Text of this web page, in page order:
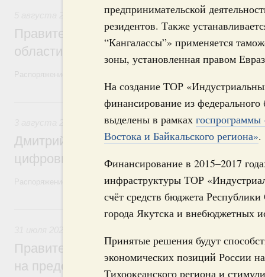
предпринимательской
резидентов. Также
“Кангалассы”» применяется
зоны, установленная правом
На создание ТОР
финансирование из федерального
выделены в рамках госпрограммы
Востока и Байкальского региона».
Финансирование в 2015–2017
инфраструктуры ТОР
счёт средств бюджета
города Якутска и внебюджетных
Принятые решения будут
экономических позиций России
Тихоокеанского региона и
Национальный проект «Экологическое
Правительство увеличило объём
области в рамках федерального
3 августа, понедельник
Регулирование в сфере торговли.
Дмитрий Григоренко возглавил штаб по
цифровых платформ
Распоряжение от 25 июля 2026 года №1966-р
31 июля, пятница
Правительство направит регионам
на предоставление мер социальной